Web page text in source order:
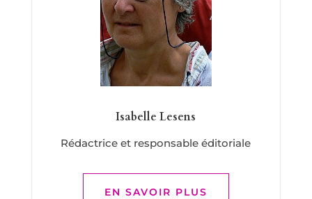
Isabelle Lesens
Rédactrice et responsable éditoriale
EN SAVOIR PLUS